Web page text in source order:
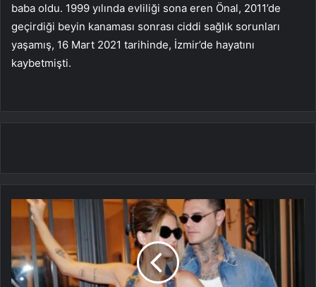
baba oldu. 1999 yılında evliliği sona eren Önal, 2011’de
geçirdiği beyin kanaması sonrası ciddi sağlık sorunları
yaşamış, 16 Mart 2021 tarihinde, İzmir’de hayatını
kaybetmişti.